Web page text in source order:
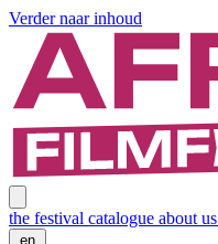
Verder naar inhoud
the festival catalogue about us
en